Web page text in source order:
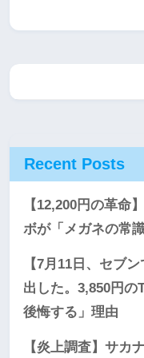
Recent Posts
【12,200円の革命
ボが「メガネの常
【7月11日、セブ
出した。3,850円の
後悔する」理由
【炎上調査】サカ